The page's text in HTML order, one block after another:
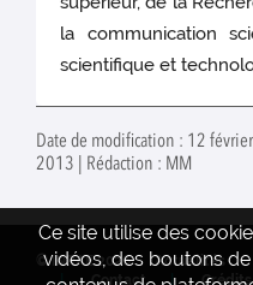
la communication
scientifique et
Date de modification : 12
2013 | Rédaction : MM
Ce site utilise des
vidéos, des boutons
© INRAE 2026
Actualités
Contact
Crédits